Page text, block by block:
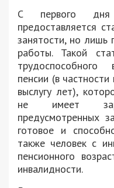
С первого
предоставляется
занятости, но лишь
работы. Такой
пенсии (в
выслугу лет),
не имеет
предусмотренных
готовое и
также человек с
пенсионного
инвалидности.